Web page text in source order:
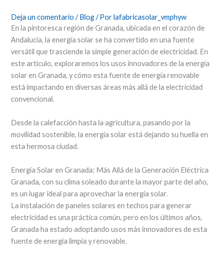
Deja un comentario /Blog/ Porlafabricasolar_vmphyw
En la pintoresca región de Granada, ubicada en el corazón de
Andalucía, la energía solar se ha convertido en una fuente
versátil que trasciende la simple generación de electricidad. En
este artículo, exploraremos los usos innovadores de la energía
solar en Granada, y cómo esta fuente de energía renovable
está impactando en diversas áreas más allá de la electricidad
convencional.
Desde la calefacción hasta la agricultura, pasando por la
movilidad sostenible, la energía solar está dejando su huella en
esta hermosa ciudad.
Energía Solar en Granada: Más Allá de la Generación Eléctrica
Granada, con su clima soleado durante la mayor parte del año,
es un lugar ideal para aprovechar la energía solar.
La instalación de paneles solares en techos para generar
electricidad es una práctica común, pero en los últimos años,
Granada ha estado adoptando usos más innovadores de esta
fuente de energía limpia y renovable.